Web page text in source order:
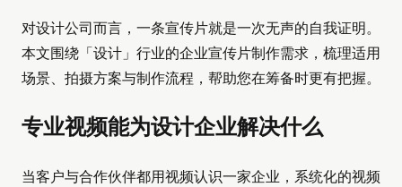
对设计公司而言，一条宣传片就是一次无声的自我证明。
本文围绕「设计」行业的企业宣传片制作需求，梳理适用
场景、拍摄方案与制作流程，帮助您在筹备时更有把握。
专业视频能为设计企业解决什么
当客户与合作伙伴都用视频认识一家企业，系统化的视频